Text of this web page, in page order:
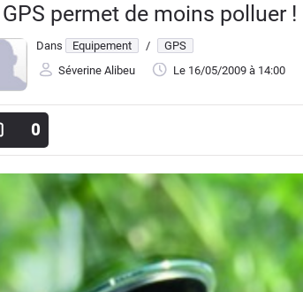
GPS permet de moins polluer !
Dans Equipement /
GPS
Séverine Alibeu
Le 16/05/2009 à 14:00
0